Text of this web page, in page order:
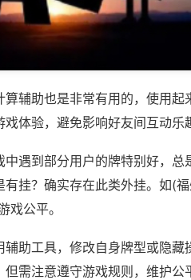
辅助也是非常有用的，使用起
体验，避免影响好友间互动乐
遇到部分用户的牌特别好，总
挂？确实存在此类外挂。如(
戏公平。
助工具，修改自身牌型或隐藏
需注意遵守游戏规则，维护公